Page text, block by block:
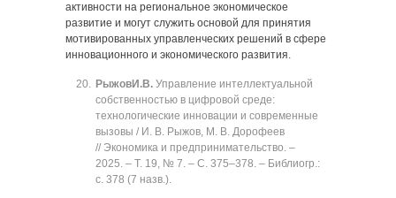
активности на региональное экономическое
развитие и могут служить основой для принятия
мотивированных управленческих решений в сфере
инновационного и экономического развития.
РыжовИ.В. Управление интеллектуальной
собственностью в цифровой среде:
технологические инновации и современные
вызовы / И. В. Рыжов, М. В. Дорофеев
// Экономика и предпринимательство. ‒
2025. ‒ Т. 19, № 7. ‒ C. 375‒378. ‒ Библиогр.:
с. 378 (7 назв.).